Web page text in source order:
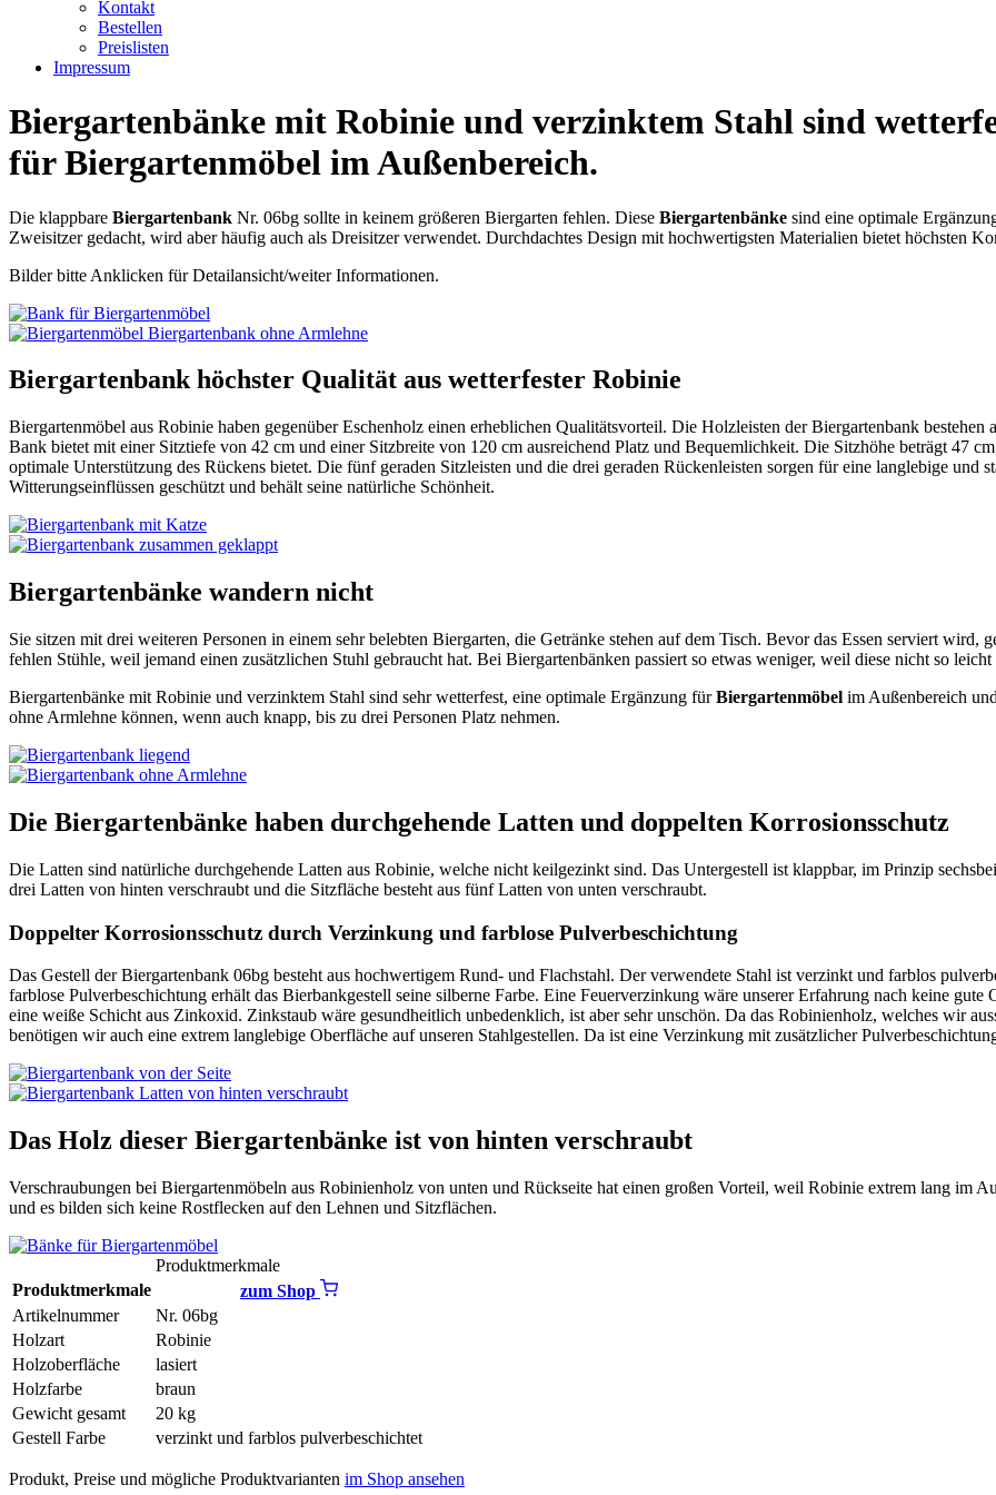
Kontakt
Bestellen
Preislisten
Impressum
Biergartenbänke mit Robinie und verzinktem Stahl sind
für Biergartenmöbel im Außenbereich.
Die klappbare Biergartenbank Nr. 06bg sollte in keinem größeren Biergarten fehlen. Diese Biergartenbänke sind eine optimale
Zweisitzer gedacht, wird aber häufig auch als Dreisitzer verwendet. Durchdachtes Design mit hochwertigsten Materialien bietet höchsten
Bilder bitte Anklicken für Detailansicht/weiter Informationen.
Biergartenbank höchster Qualität aus wetterfester Robinie
Biergartenmöbel aus Robinie haben gegenüber Eschenholz einen erheblichen Qualitätsvorteil. Die Holzleisten der Biergartenbank
Bank bietet mit einer Sitztiefe von 42 cm und einer Sitzbreite von 120 cm ausreichend Platz und Bequemlichkeit. Die Sitzhöhe beträgt 47
optimale Unterstützung des Rückens bietet. Die fünf geraden Sitzleisten und die drei geraden Rückenleisten sorgen für eine langlebige
Witterungseinflüssen geschützt und behält seine natürliche Schönheit.
Biergartenbänke wandern nicht
Sie sitzen mit drei weiteren Personen in einem sehr belebten Biergarten, die Getränke stehen auf dem Tisch. Bevor das Essen serviert
fehlen Stühle, weil jemand einen zusätzlichen Stuhl gebraucht hat. Bei Biergartenbänken passiert so etwas weniger, weil diese nicht so
Biergartenbänke mit Robinie und verzinktem Stahl sind sehr wetterfest, eine optimale Ergänzung fürBiergartenmöbel im Außenbereich
ohne Armlehne können, wenn auch knapp, bis zu drei Personen Platz nehmen.
Die Biergartenbänke haben durchgehende Latten und doppelten Korrosionsschutz
Die Latten sind natürliche durchgehende Latten aus Robinie, welche nicht keilgezinkt sind. Das Untergestell ist klappbar, im Prinzip
drei Latten von hinten verschraubt und die Sitzfläche besteht aus fünf Latten von unten verschraubt.
Doppelter Korrosionsschutz durch Verzinkung und farblose Pulverbeschichtung
Das Gestell der Biergartenbank 06bg besteht aus hochwertigem Rund- und Flachstahl. Der verwendete Stahl ist verzinkt und farblos
farblose Pulverbeschichtung erhält das Bierbankgestell seine silberne Farbe. Eine Feuerverzinkung wäre unserer Erfahrung nach keine
eine weiße Schicht aus Zinkoxid. Zinkstaub wäre gesundheitlich unbedenklich, ist aber sehr unschön. Da das Robinienholz, welches wir
benötigen wir auch eine extrem langlebige Oberfläche auf unseren Stahlgestellen. Da ist eine Verzinkung mit zusätzlicher
Das Holz dieser Biergartenbänke ist von hinten verschraubt
Verschraubungen bei Biergartenmöbeln aus Robinienholz von unten und Rückseite hat einen großen Vorteil, weil Robinie extrem lang im
und es bilden sich keine Rostflecken auf den Lehnen und Sitzflächen.
Produktmerkmale
Produktmerkmale
zum Shop
Artikelnummer
Nr. 06bg
Holzart
Robinie
Holzoberfläche
lasiert
Holzfarbe
braun
Gewicht gesamt
20 kg
Gestell Farbe
verzinkt und farblos pulverbeschichtet
Produkt, Preise und mögliche Produktvarianten im Shop ansehen